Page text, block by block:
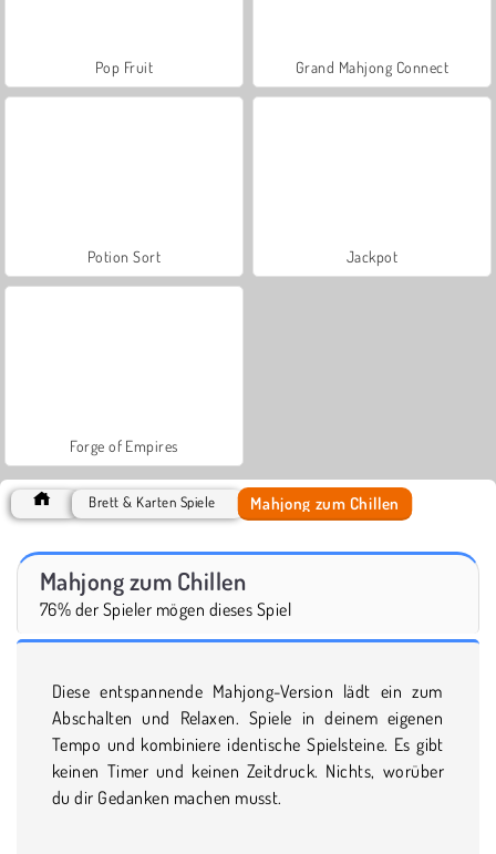
Pop Fruit Grand Mahjong Connect
Potion Sort Jackpot
Forge of Empires
Brett & Karten Spiele Mahjong zum Chillen
Mahjong zum Chillen
76% der Spieler mögen dieses Spiel
Diese entspannende Mahjong-Version lädt ein zum
Abschalten und Relaxen. Spiele in deinem eigenen
Tempo und kombiniere identische Spielsteine. Es gibt
keinen Timer und keinen Zeitdruck. Nichts, worüber
du dir Gedanken machen musst.